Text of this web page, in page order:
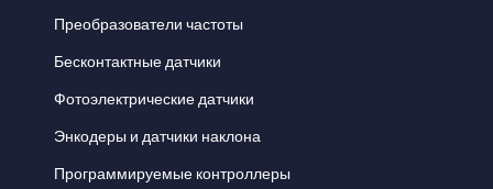
Преобразователи частоты
Бесконтактные датчики
Фотоэлектрические датчики
Энкодеры и датчики наклона
Программируемые контроллеры